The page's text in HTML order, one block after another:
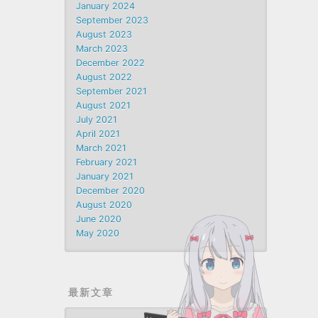
January 2024
September 2023
August 2023
March 2023
December 2022
August 2022
September 2021
August 2021
July 2021
April 2021
March 2021
February 2021
January 2021
December 2020
August 2020
June 2020
May 2020
最新文章